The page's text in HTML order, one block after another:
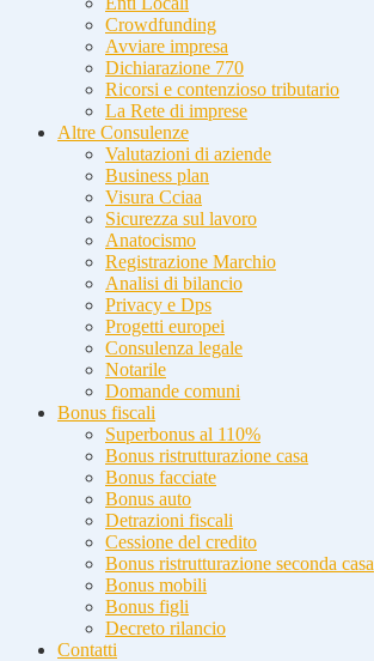
Crowdfunding
Avviare impresa
Dichiarazione 770
Ricorsi e contenzioso tributario
La Rete di imprese
Altre Consulenze
Valutazioni di aziende
Business plan
Visura Cciaa
Sicurezza sul lavoro
Anatocismo
Registrazione Marchio
Analisi di bilancio
Privacy e Dps
Progetti europei
Consulenza legale
Notarile
Domande comuni
Bonus fiscali
Superbonus al 110%
Bonus ristrutturazione casa
Bonus facciate
Bonus auto
Detrazioni fiscali
Cessione del credito
Bonus ristrutturazione seconda casa
Bonus mobili
Bonus figli
Decreto rilancio
Contatti